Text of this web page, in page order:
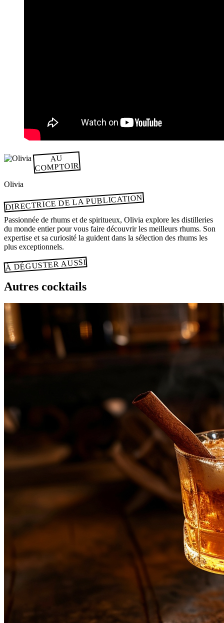
AU
COMPTOIR
Olivia
DIRECTRICE DE LA PUBLICATION
Passionnée de rhums et de spiritueux, Olivia explore les distilleries
du monde entier pour vous faire découvrir les meilleurs rhums. Son
expertise et sa curiosité la guident dans la sélection des rhums les
plus exceptionnels.
À DÉGUSTER AUSSI
Autres cocktails